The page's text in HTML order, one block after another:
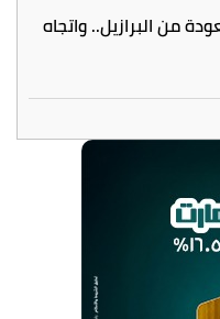
من البرازيل.. واتجاه